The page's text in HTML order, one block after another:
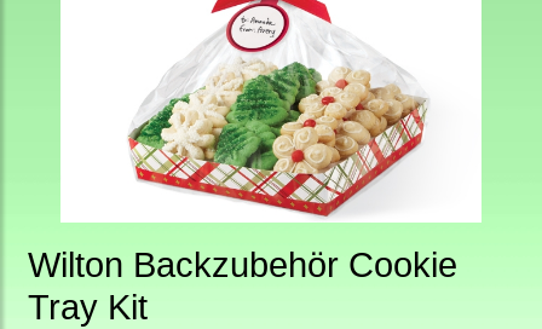
Wilton Backzubehör Cookie
Tray Kit